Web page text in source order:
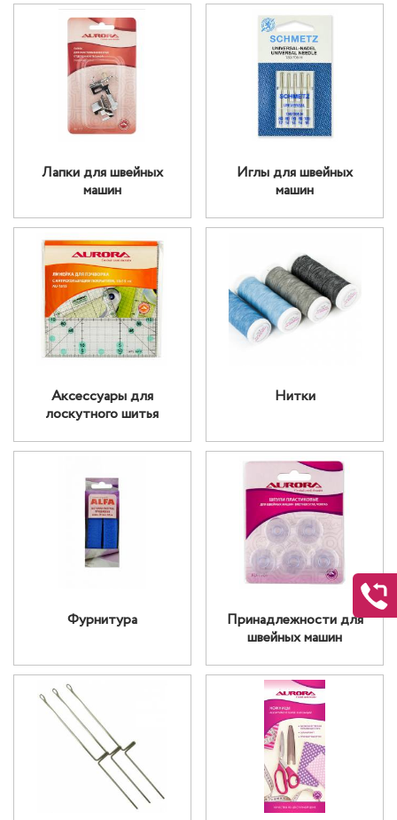
Лапки для швейных
машин
Иглы для швейных
машин
Аксессуары для
лоскутного шитья
Нитки
Фурнитура
Принадлежности для
швейных машин